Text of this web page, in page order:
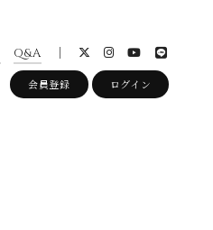
Q&A
会員登録 ログイン